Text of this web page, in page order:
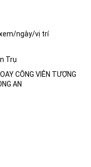
ngày/vị trí
Trụ
CÔNG VIÊN TƯỢNG
AN